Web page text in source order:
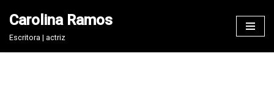
Saltar
Carolina Ramos
Escritora | actriz